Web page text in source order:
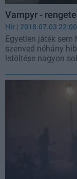
Vampyr -
Hír | 2018.07.03 22:00
Egyetlen játék sem
szenved néhány
letöltése nagyon